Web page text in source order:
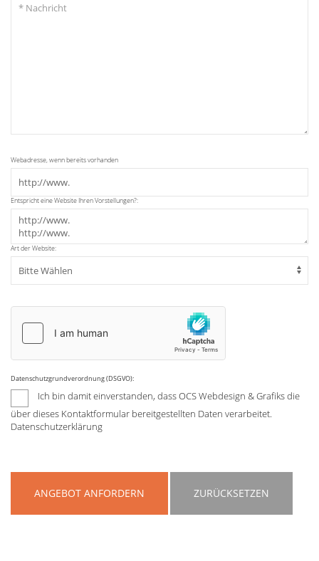
Webadresse, wenn bereits vorhanden
Entspricht eine Website Ihren Vorstellungen?:
Art der Website:
Datenschutzgrundverordnung (DSGVO):
Ich bin damit einverstanden, dass OCS Webdesign & Grafiks die
über dieses Kontaktformular bereitgestellten Daten verarbeitet.
Datenschutzerklärung
ANGEBOT ANFORDERN ZURÜCKSETZEN